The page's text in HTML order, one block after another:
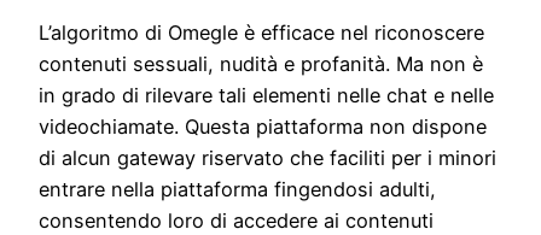
L’algoritmo di Omegle è efficace nel riconoscere
contenuti sessuali, nudità e profanità. Ma non è
in grado di rilevare tali elementi nelle chat e nelle
videochiamate. Questa piattaforma non dispone
di alcun gateway riservato che faciliti per i minori
entrare nella piattaforma fingendosi adulti,
consentendo loro di accedere ai contenuti